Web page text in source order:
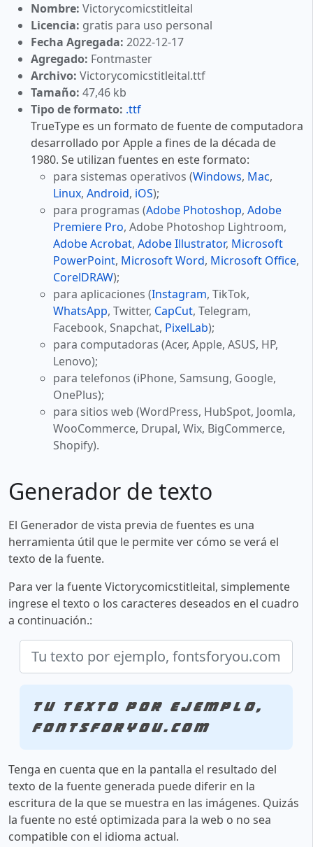
Nombre: Victorycomicstitleital
Licencia: gratis para uso personal
Fecha Agregada: 2022-12-17
Agregado: Fontmaster
Archivo: Victorycomicstitleital.ttf
Tamaño: 47,46 kb
Tipo de formato: .ttf
TrueType es un formato de fuente de computadora
desarrollado por Apple a fines de la década de
1980. Se utilizan fuentes en este formato:
para sistemas operativos (Windows, Mac,
Linux, Android, iOS);
para programas (Adobe Photoshop, Adobe
Premiere Pro, Adobe Photoshop Lightroom,
Adobe Acrobat, Adobe Illustrator, Microsoft
PowerPoint, Microsoft Word, Microsoft Office,
CorelDRAW);
para aplicaciones (Instagram, TikTok,
WhatsApp, Twitter, CapCut, Telegram,
Facebook, Snapchat, PixelLab);
para computadoras (Acer, Apple, ASUS, HP,
Lenovo);
para telefonos (iPhone, Samsung, Google,
OnePlus);
para sitios web (WordPress, HubSpot, Joomla,
WooCommerce, Drupal, Wix, BigCommerce,
Shopify).
Generador de texto
El Generador de vista previa de fuentes es una
herramienta útil que le permite ver cómo se verá el
texto de la fuente.
Para ver la fuente Victorycomicstitleital, simplemente
ingrese el texto o los caracteres deseados en el cuadro
a continuación.:
Tu texto por ejemplo,
fontsforyou.com
Tenga en cuenta que en la pantalla el resultado del
texto de la fuente generada puede diferir en la
escritura de la que se muestra en las imágenes. Quizás
la fuente no esté optimizada para la web o no sea
compatible con el idioma actual.